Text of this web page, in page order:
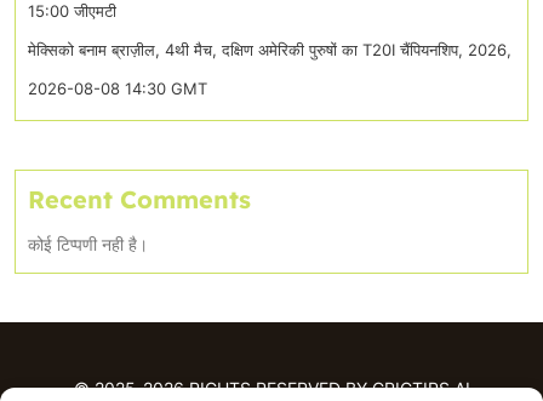
15:00 जीएमटी
मेक्सिको बनाम ब्राज़ील, 4थी मैच, दक्षिण अमेरिकी पुरुषों का T20I चैंपियनशिप, 2026,
2026-08-08 14:30 GMT
Recent Comments
कोई टिप्पणी नही है।
© 2025-2026 RIGHTS RESERVED BY CRICTIPS.AI